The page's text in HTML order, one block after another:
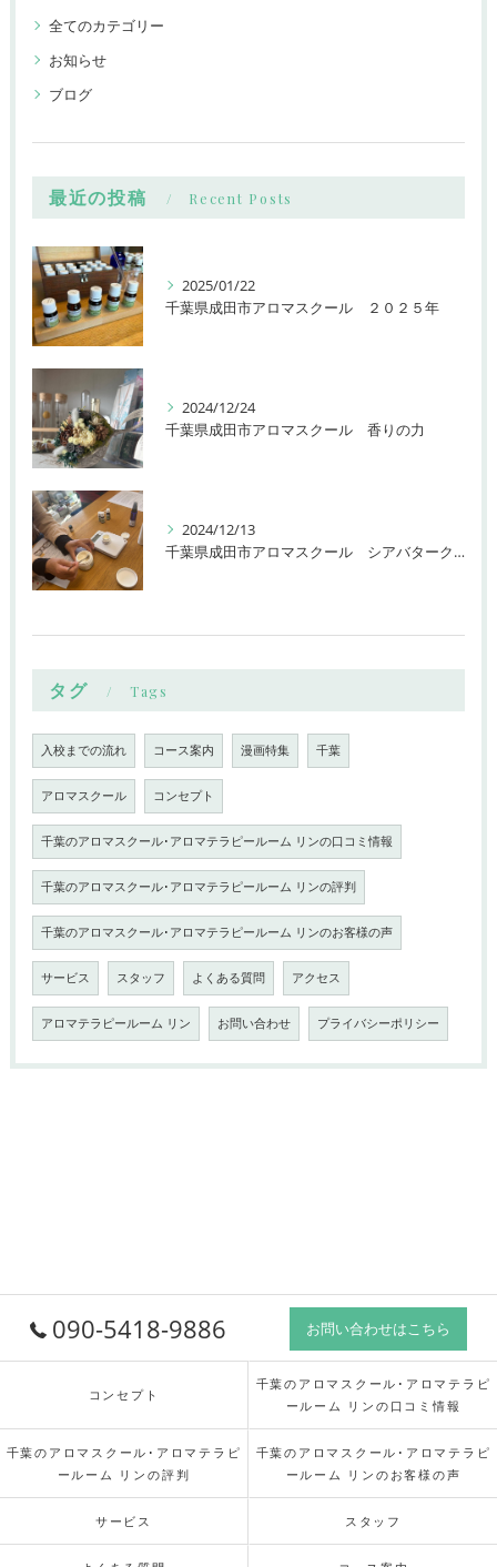
全てのカテゴリー
お知らせ
ブログ
最近の投稿 Recent Posts
2025/01/22
千葉県成田市アロマスクール ２０２５年
2024/12/24
千葉県成田市アロマスクール 香りの力
2024/12/13
千葉県成田市アロマスクール シアバタークリーム
タグ Tags
入校までの流れ コース案内 漫画特集 千葉
アロマスクール コンセプト
千葉のアロマスクール･アロマテラピールーム リンの口コミ情報
千葉のアロマスクール･アロマテラピールーム リンの評判
千葉のアロマスクール･アロマテラピールーム リンのお客様の声
サービス スタッフ よくある質問 アクセス
アロマテラピールーム リン お問い合わせ プライバシーポリシー
090-5418-9886 お問い合わせはこちら
コンセプト
千葉のアロマスクール･アロマテラピ
ールーム リンの口コミ情報
千葉のアロマスクール･アロマテラピ
ールーム リンの評判
千葉のアロマスクール･アロマテラピ
ールーム リンのお客様の声
サービス スタッフ